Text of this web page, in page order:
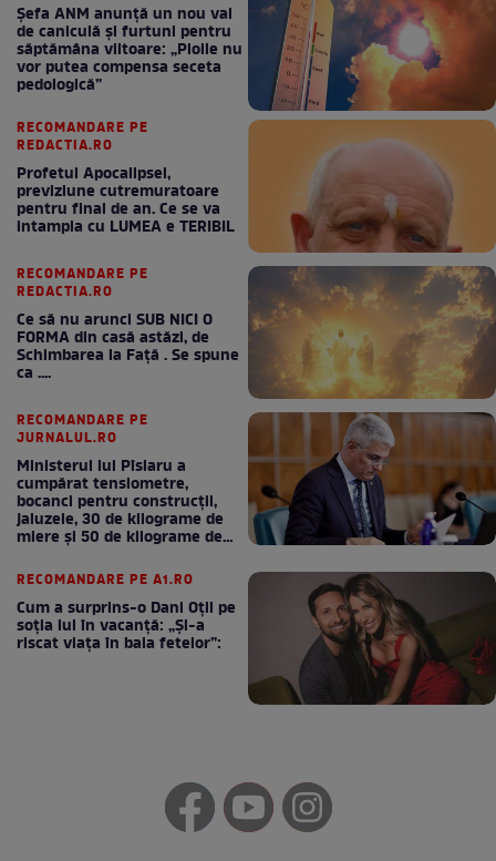
Șefa ANM anunță un nou val
de caniculă și furtuni pentru
săptămâna viitoare: „Ploile nu
vor putea compensa seceta
pedologică”
RECOMANDARE PE
REDACTIA.RO
Profetul Apocalipsei,
previziune cutremuratoare
pentru final de an. Ce se va
intampla cu LUMEA e TERIBIL
RECOMANDARE PE
REDACTIA.RO
Ce să nu arunci SUB NICI O
FORMA din casă astăzi, de
Schimbarea la Față . Se spune
ca ....
RECOMANDARE PE
JURNALUL.RO
Ministerul lui Pîslaru a
cumpărat tensiometre,
bocanci pentru construcții,
jaluzele, 30 de kilograme de
miere și 50 de kilograme de
RECOMANDARE PE A1.RO
Cum a surprins-o Dani Oțil pe
soția lui în vacanță: „Și-a
riscat viața în baia fetelor”: